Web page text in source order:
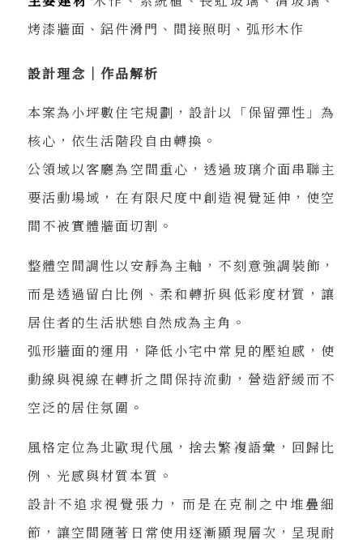
烤漆牆面、鋁件滑門、間接照明、弧形木作
設計理念｜作品解析
本案為小坪數住宅規劃，設計以「保留彈性」為
核心，依生活階段自由轉換。
公領域以客廳為空間重心，透過玻璃介面串聯主
要活動場域，在有限尺度中創造視覺延伸，使空
間不被實體牆面切割。
整體空間調性以安靜為主軸，不刻意強調裝飾，
而是透過留白比例、柔和轉折與低彩度材質，讓
居住者的生活狀態自然成為主角。
弧形牆面的運用，降低小宅中常見的壓迫感，使
動線與視線在轉折之間保持流動，營造舒緩而不
空泛的居住氛圍。
風格定位為北歐現代風，捨去繁複語彙，回歸比
例、光感與材質本質。
設計不追求視覺張力，而是在克制之中堆疊細
節，讓空間隨著日常使用逐漸顯現層次，呈現耐